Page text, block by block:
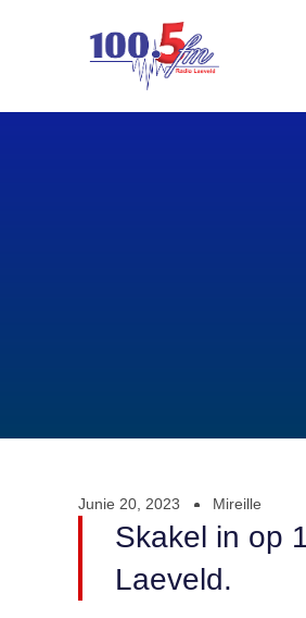
Junie 20, 2023 Mireille
Skakel in op
Laeveld.